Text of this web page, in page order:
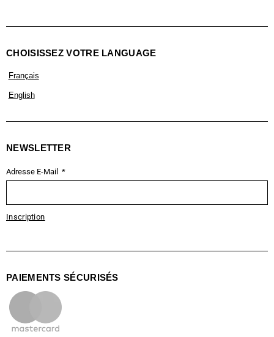
CHOISISSEZ VOTRE LANGUAGE
Français
English
NEWSLETTER
Adresse E-Mail
Inscription
PAIEMENTS SÉCURISÉS